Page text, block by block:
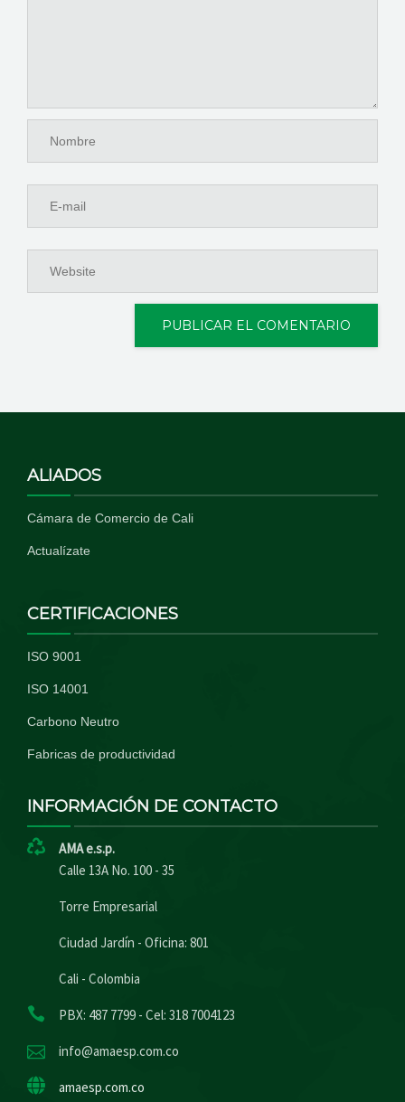
ALIADOS
Cámara de Comercio de Cali
Actualízate
CERTIFICACIONES
ISO 9001
ISO 14001
Carbono Neutro
Fabricas de productividad
INFORMACIÓN DE CONTACTO
AMA e.s.p.
Calle 13A No. 100 - 35
Torre Empresarial
Ciudad Jardín - Oficina: 801
Cali - Colombia
PBX: 487 7799 - Cel: 318 7004123
info@amaesp.com.co
amaesp.com.co